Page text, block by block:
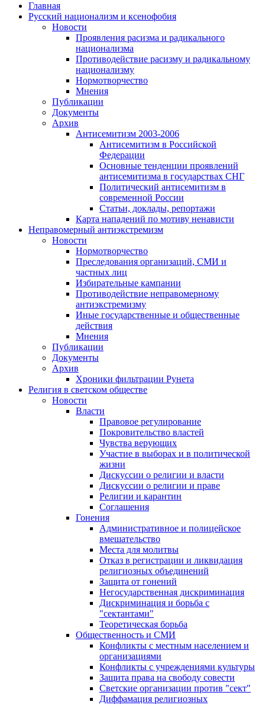
Главная
Русский национализм и ксенофобия
Новости
Проявления расизма и радикального
национализма
Противодействие расизму и радикальному
национализму
Нормотворчество
Мнения
Публикации
Документы
Архив
Антисемитизм 2003-2006
Антисемитизм в Российской
Федерации
Основные тенденции проявлений
антисемитизма в государствах СНГ
Политический антисемитизм в
современной России
Статьи, доклады, репортажи
Карта нападений по мотиву ненависти
Неправомерный антиэкстремизм
Новости
Нормотворчество
Преследования организаций, СМИ и
частных лиц
Избирательные кампании
Противодействие неправомерному
антиэкстремизму
Иные государственные и общественные
действия
Мнения
Публикации
Документы
Архив
Хроники фильтрации Рунета
Религия в светском обществе
Новости
Власти
Правовое регулирование
Покровительство властей
Чувства верующих
Участие в выборах и в политической
жизни
Дискуссии о религии и власти
Дискуссии о религии и праве
Религии и карантин
Соглашения
Гонения
Административное и полицейское
вмешательство
Места для молитвы
Отказ в регистрации и ликвидация
религиозных объединений
Защита от гонений
Негосударственная дискриминация
Дискриминация и борьба с
"сектантами"
Теоретическая борьба
Общественность и СМИ
Конфликты с местным населением и
организациями
Конфликты с учреждениями культуры
Защита права на свободу совести
Светские организации против "сект"
Диффамация религиозных